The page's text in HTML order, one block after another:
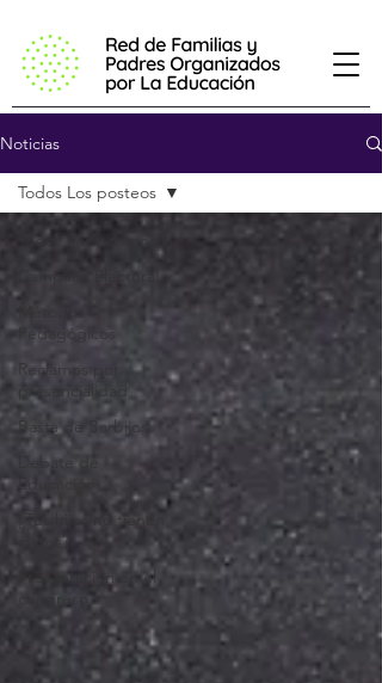
Noticias
Todos Los posteos
Campaña Electoral
Pedagógicos
Reclamos por
presencialidad
Basta de Barbijos
Debate de
Educación
¿Tus hijos no tienen
clases?
Presentación en el
congreso
Todos Los posteos